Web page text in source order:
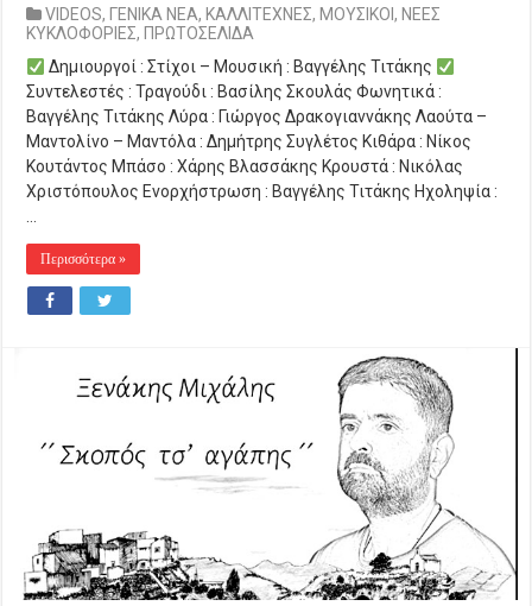
VIDEOS, ΓΕΝΙΚΑ ΝΕΑ, ΚΑΛΛΙΤΕΧΝΕΣ, ΜΟΥΣΙΚΟΙ, ΝΕΕΣ
ΚΥΚΛΟΦΟΡΙΕΣ, ΠΡΩΤΟΣΕΛΙΔΑ
Δημιουργοί : Στίχοι – Μουσική : Βαγγέλης Τιτάκης
Συντελεστές : Τραγούδι : Βασίλης Σκουλάς Φωνητικά :
Βαγγέλης Τιτάκης Λύρα : Γιώργος Δρακογιαννάκης Λαούτα –
Μαντολίνο – Μαντόλα : Δημήτρης Συγλέτος Κιθάρα : Νίκος
Κουτάντος Μπάσο : Χάρης Βλασσάκης Κρουστά : Νικόλας
Χριστόπουλος Ενορχήστρωση : Βαγγέλης Τιτάκης Ηχοληψία :
Περισσότερα »